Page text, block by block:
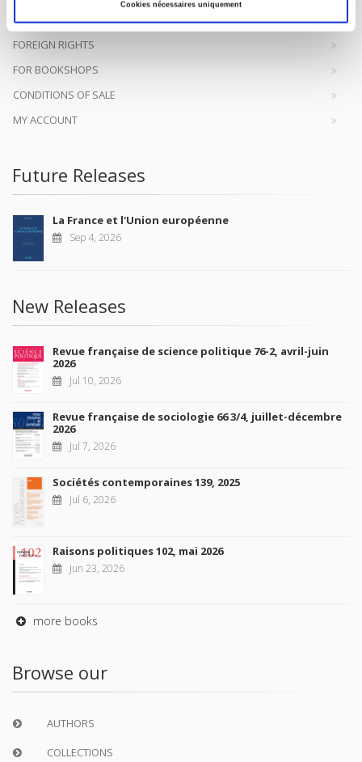
Cookies nécessaires uniquement
CONTACTS
FOREIGN RIGHTS
FOR BOOKSHOPS
CONDITIONS OF SALE
MY ACCOUNT
Future Releases
La France et l'Union européenne
Sep 4, 2026
New Releases
Revue française de science politique 76-2, avril-juin
2026
Jul 10, 2026
Revue française de sociologie 66 3/4, juillet-décembre
2026
Jul 7, 2026
Sociétés contemporaines 139, 2025
Jul 6, 2026
Raisons politiques 102, mai 2026
Jun 23, 2026
more books
Browse our
AUTHORS
COLLECTIONS